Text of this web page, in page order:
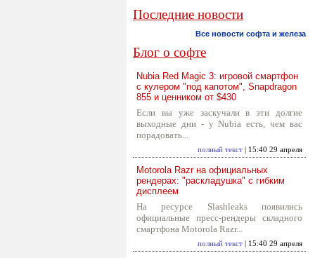
Последние новости
Все новости софта и железа
Блог о софте
Nubia Red Magic 3: игровой смартфон
с кулером "под капотом", Snapdragon
855 и ценником от $430
Если вы уже заскучали в эти долгие
выходные дни - у Nubia есть, чем вас
порадовать...
полный текст | 15:40 29 апреля
Motorola Razr на официальных
рендерах: "раскладушка" с гибким
дисплеем
На ресурсе Slashleaks появились
официальные пресс-рендеры складного
смартфона Motorola Razr...
полный текст | 15:40 29 апреля